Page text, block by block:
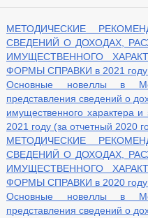
МЕТОДИЧЕСКИЕ
СВЕДЕНИЙ О ДОХОДАХ,
ИМУЩЕСТВЕННОГО
ФОРМЫ СПРАВКИ в 2021 году
Основные новеллы в
представления сведений о
имущественного характера
2021 году (за отчетный 2020
МЕТОДИЧЕСКИЕ
СВЕДЕНИЙ О ДОХОДАХ,
ИМУЩЕСТВЕННОГО
ФОРМЫ СПРАВКИ в 2020 году
Основные новеллы в
представления сведений о